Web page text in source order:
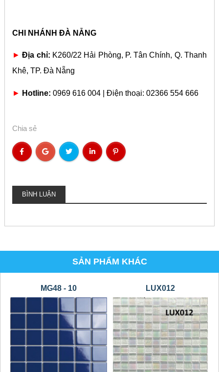
CHI NHÁNH ĐÀ NẴNG
► Địa chỉ: K260/22 Hải Phòng, P. Tân Chính, Q. Thanh
Khê, TP. Đà Nẵng
► Hotline: 0969 616 004 | Điện thoại: 02366 554 666
Chia sẻ
BÌNH LUẬN
SẢN PHẨM KHÁC
MG48 - 10 LUX012